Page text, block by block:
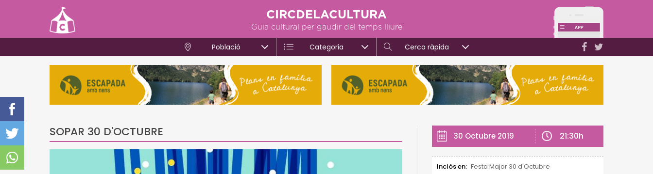
CIRCDELACULTURA
Guia cultural per gaudir del temps lliure
Població Categoria Cerca ràpida
SOPAR 30 D'OCTUBRE 30 Octubre 2019 21:30h
Inclòs en: Festa Major 30 d'Octubre